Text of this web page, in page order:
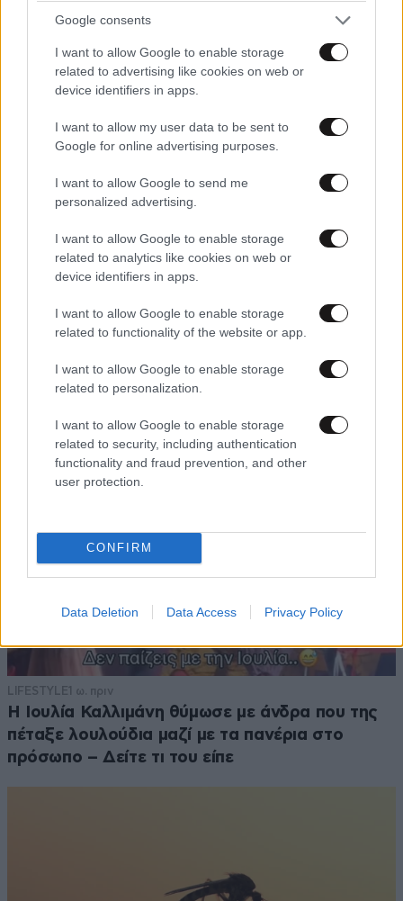
Google consents
I want to allow Google to enable storage
related to advertising like cookies on web or
device identifiers in apps.
I want to allow my user data to be sent to
Google for online advertising purposes.
I want to allow Google to send me
personalized advertising.
I want to allow Google to enable storage
related to analytics like cookies on web or
device identifiers in apps.
I want to allow Google to enable storage
related to functionality of the website or app.
I want to allow Google to enable storage
related to personalization.
I want to allow Google to enable storage
related to security, including authentication
functionality and fraud prevention, and other
user protection.
CONFIRM
Data Deletion Data Access Privacy Policy
Τραγωδία στα Μάλια: «Ο πανικός τη σκότωσε»
– Τι λένε μάρτυρες για τη 42χρονη Ολλανδή
LIFESTYLE1 ω. πριν
Η Ιουλία Καλλιμάνη θύμωσε με άνδρα που της
πέταξε λουλούδια μαζί με τα πανέρια στο
πρόσωπο – Δείτε τι του είπε